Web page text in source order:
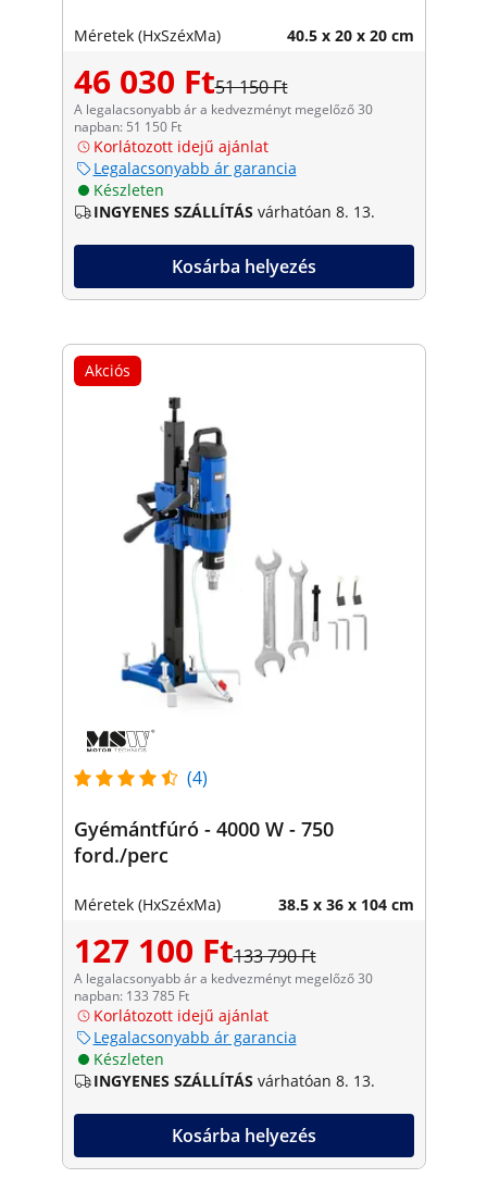
Méretek (HxSzéxMa) 40.5 x 20 x 20 cm
46 030 Ft51 150 Ft
A legalacsonyabb ár a kedvezményt megelőző 30
napban: 51 150 Ft
Korlátozott idejű ajánlat
Legalacsonyabb ár garancia
Készleten
INGYENES SZÁLLÍTÁS várhatóan 8. 13.
Kosárba helyezés
Akciós
(4)
Gyémántfúró - 4000 W - 750
ford./perc
Méretek (HxSzéxMa) 38.5 x 36 x 104 cm
127 100 Ft133 790 Ft
A legalacsonyabb ár a kedvezményt megelőző 30
napban: 133 785 Ft
Korlátozott idejű ajánlat
Legalacsonyabb ár garancia
Készleten
INGYENES SZÁLLÍTÁS várhatóan 8. 13.
Kosárba helyezés